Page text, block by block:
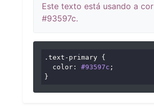
Este texto está usando a cor
#93597c.
.text-primary {
color : #93597c ;
}